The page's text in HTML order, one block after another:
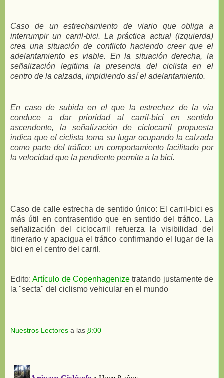
Caso de un estrechamiento de viario que obliga a
interrumpir un carril-bici. La práctica actual (izquierda)
crea una situación de conflicto haciendo creer que el
adelantamiento es viable. En la situación derecha, la
señalización legitima la presencia del ciclista en el
centro de la calzada, impidiendo así el adelantamiento.
En caso de subida en el que la estrechez de la vía
conduce a dar prioridad al carril-bici en sentido
ascendente, la señalización de ciclocarril propuesta
indica que el ciclista toma su lugar ocupando la calzada
como parte del tráfico; un comportamiento facilitado por
la velocidad que la pendiente permite a la bici.
Caso de calle estrecha de sentido único: El carril-bici es
más útil en contrasentido que en sentido del tráfico. La
señalización del ciclocarril refuerza la visibilidad del
itinerario y apacigua el tráfico confirmando el lugar de la
bici en el centro del carril.
Edito:Artículo de Copenhagenize tratando justamente de
la "secta" del ciclismo vehicular en el mundo
Nuestros Lectores a las 8:00